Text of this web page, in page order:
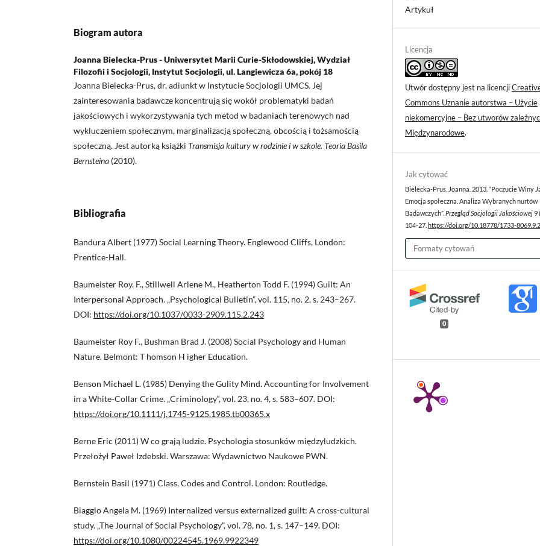
Biogram autora
Joanna Bielecka-Prus - Uniwersytet Marii Curie-Skłodowskiej, Wydział
Filozofii i Socjologii, Instytut Socjologii, ul. Langiewicza 6a, pokój 18
Joanna Bielecka-Prus, dr, adiunkt w Instytucie Socjologii UMCS. Jej
zainteresowania badawcze koncentrują się wokół problematyki badań
jakościowych i wykorzystywania tych metod w badaniach terenowych nad
wykluczeniem społecznym, marginalizacją społeczną, obcością i tożsamością
społeczną. Jest autorką książki Transmisja kultury w rodzinie i w szkole. Teoria Basila
Bernsteina (2010).
Bibliografia
Bandura Albert (1977) Social Learning Theory. Englewood Cliffs, London:
Prentice-Hall.
Baumeister Roy. F., Stillwell Arlene M., Heatherton Todd F. (1994) Guilt: An
Interpersonal Approach. „Psychological Bulletin”, vol. 115, no. 2, s. 243–267.
DOI: https://doi.org/10.1037/0033-2909.115.2.243
Baumeister Roy F., Bushman Brad J. (2008) Social Psychology and Human
Nature. Belmont: T homson H igher Education.
Benson Michael L. (1985) Denying the Gulity Mind. Accounting for Involvement
in a White-Collar Crime. „Criminology“, vol. 23, no. 4, s. 583–607. DOI:
https://doi.org/10.1111/j.1745-9125.1985.tb00365.x
Berne Eric (2011) W co grają ludzie. Psychologia stosunków międzyludzkich.
Przełożył Paweł Izdebski. Warszawa: Wydawnictwo Naukowe PWN.
Bernstein Basil (1971) Class, Codes and Control. London: Routledge.
Biaggio Angela M. (1969) Internalized versus externalized guilt: A cross-cultural
study. „The Journal of Social Psychology”, vol. 78, no. 1, s. 147–149. DOI:
https://doi.org/10.1080/00224545.1969.9922349
Artykuł
Licencja
Utwór dostępny jest na licencji
Commons Uznanie autorstwa – Użycie
niekomercyjne – Bez utworów
Międzynarodowe.
Jak cytować
Bielecka-Prus, Joanna. 2013. “Poczucie Winy
Emocja społeczna. Analiza Wybranych nurtów
Badawczych”. Przegląd Socjologii Jakościowej9
104-27. https://doi.org/10.18778/1733-
Formaty cytowań
0